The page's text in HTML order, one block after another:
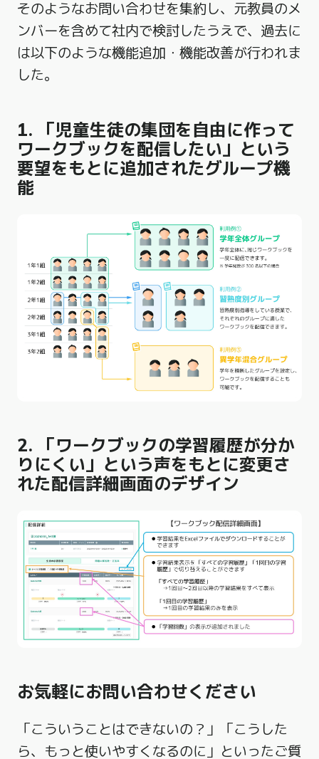
そのようなお問い合わせを集約し、元教員のメ
ンバーを含めて社内で検討したうえで、過去に
は以下のような機能追加・機能改善が行われま
した。
1. 「児童生徒の集団を自由に作って
ワークブックを配信したい」という
要望をもとに追加されたグループ機
能
2. 「ワークブックの学習履歴が分か
りにくい」という声をもとに変更さ
れた配信詳細画面のデザイン
お気軽にお問い合わせください
「こういうことはできないの？」「こうした
ら、もっと使いやすくなるのに」といったご質